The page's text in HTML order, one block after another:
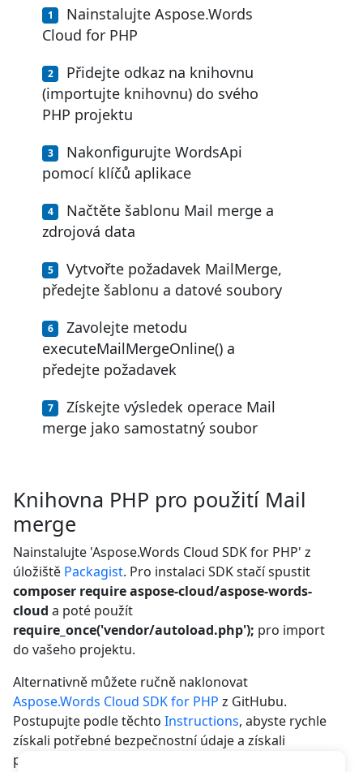
Nainstalujte Aspose.Words
Cloud for PHP
Přidejte odkaz na knihovnu
(importujte knihovnu) do svého
PHP projektu
Nakonfigurujte WordsApi
pomocí klíčů aplikace
Načtěte šablonu Mail merge a
zdrojová data
Vytvořte požadavek MailMerge,
předejte šablonu a datové soubory
Zavolejte metodu
executeMailMergeOnline() a
předejte požadavek
Získejte výsledek operace Mail
merge jako samostatný soubor
Knihovna PHP pro použití Mail
merge
Nainstalujte 'Aspose.Words Cloud SDK for PHP' z
úložiště Packagist. Pro instalaci SDK stačí spustit
composer require aspose-cloud/aspose-words-
cloud a poté použít
require_once('vendor/autoload.php'); pro import
do vašeho projektu.
Alternativně můžete ručně naklonovat
Aspose.Words Cloud SDK for PHP z GitHubu.
Postupujte podle těchto Instructions, abyste rychle
získali potřebné bezpečnostní údaje a získali
přístup k našemu REST API.